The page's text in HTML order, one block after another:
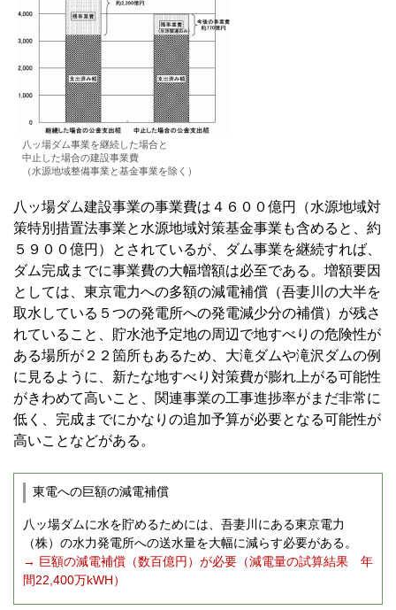
八ッ場ダム事業を継続した場合と
中止した場合の建設事業費
（水源地域整備事業と基金事業を除く）
八ッ場ダム建設事業の事業費は４６００億円（水源地域対
策特別措置法事業と水源地域対策基金事業も含めると、約
５９００億円）とされているが、ダム事業を継続すれば、
ダム完成までに事業費の大幅増額は必至である。増額要因
としては、東京電力への多額の減電補償（吾妻川の大半を
取水している５つの発電所への発電減少分の補償）が残さ
れていること、貯水池予定地の周辺で地すべりの危険性が
ある場所が２２箇所もあるため、大滝ダムや滝沢ダムの例
に見るように、新たな地すべり対策費が膨れ上がる可能性
がきわめて高いこと、関連事業の工事進捗率がまだ非常に
低く、完成までにかなりの追加予算が必要となる可能性が
高いことなどがある。
東電への巨額の減電補償
八ッ場ダムに水を貯めるためには、吾妻川にある東京電力
（株）の水力発電所への送水量を大幅に減らす必要がある。
→ 巨額の減電補償（数百億円）が必要（減電量の試算結果 年
間22,400万kWH）